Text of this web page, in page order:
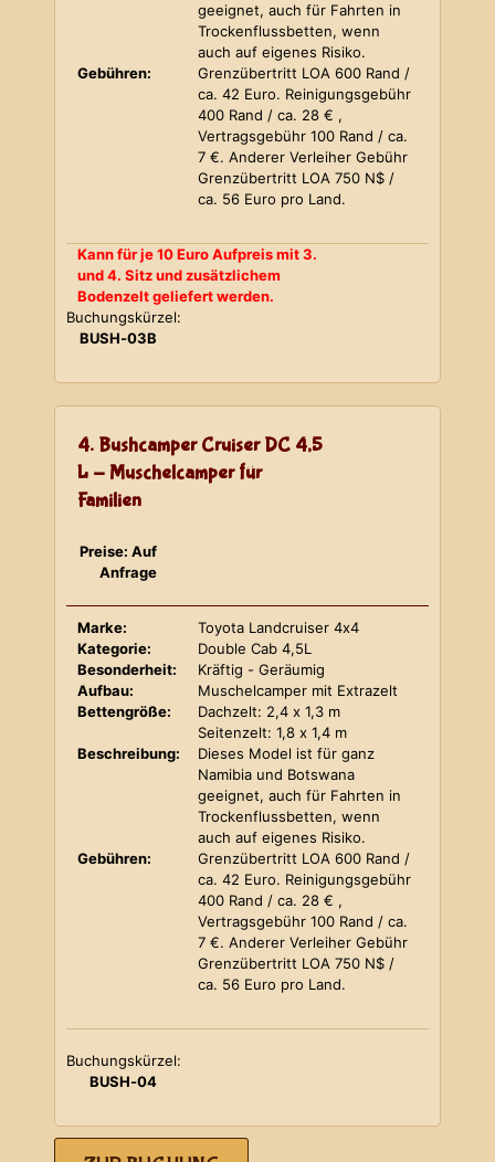
geeignet, auch für Fahrten in
Trockenflussbetten, wenn
auch auf eigenes Risiko.
Gebühren:
Grenzübertritt LOA 600 Rand /
ca. 42 Euro. Reinigungsgebühr
400 Rand / ca. 28 € ,
Vertragsgebühr 100 Rand / ca.
7 €. Anderer Verleiher Gebühr
Grenzübertritt LOA 750 N$ /
ca. 56 Euro pro Land.
Kann für je 10 Euro Aufpreis mit 3.
und 4. Sitz und zusätzlichem
Bodenzelt geliefert werden.
Buchungskürzel:
BUSH-03B
4. Bushcamper Cruiser DC 4,5
L - Muschelcamper für
Familien
Preise: Auf
Anfrage
Marke:
Toyota Landcruiser 4x4
Kategorie:
Double Cab 4,5L
Besonderheit:
Kräftig - Geräumig
Aufbau:
Muschelcamper mit Extrazelt
Bettengröße:
Dachzelt: 2,4 x 1,3 m
Seitenzelt: 1,8 x 1,4 m
Beschreibung:
Dieses Model ist für ganz
Namibia und Botswana
geeignet, auch für Fahrten in
Trockenflussbetten, wenn
auch auf eigenes Risiko.
Gebühren:
Grenzübertritt LOA 600 Rand /
ca. 42 Euro. Reinigungsgebühr
400 Rand / ca. 28 € ,
Vertragsgebühr 100 Rand / ca.
7 €. Anderer Verleiher Gebühr
Grenzübertritt LOA 750 N$ /
ca. 56 Euro pro Land.
Buchungskürzel:
BUSH-04